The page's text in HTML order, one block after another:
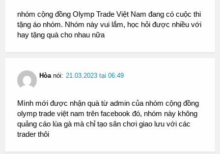
nhóm cộng đồng Olymp Trade Việt Nam đang có cuộc thi
tặng áo nhóm. Nhóm này vui lắm, học hỏi được nhiều với
hay tặng quà cho nhau nữa
Hòa nói: 21.03.2023 tại 06:49
Mình mới được nhận quà từ admin của nhóm cộng đồng
olymp trade việt nam trên facebook đó, nhóm này không
quảng cáo lùa gà mà chỉ tạo sân chơi giao lưu với các
trader thôi